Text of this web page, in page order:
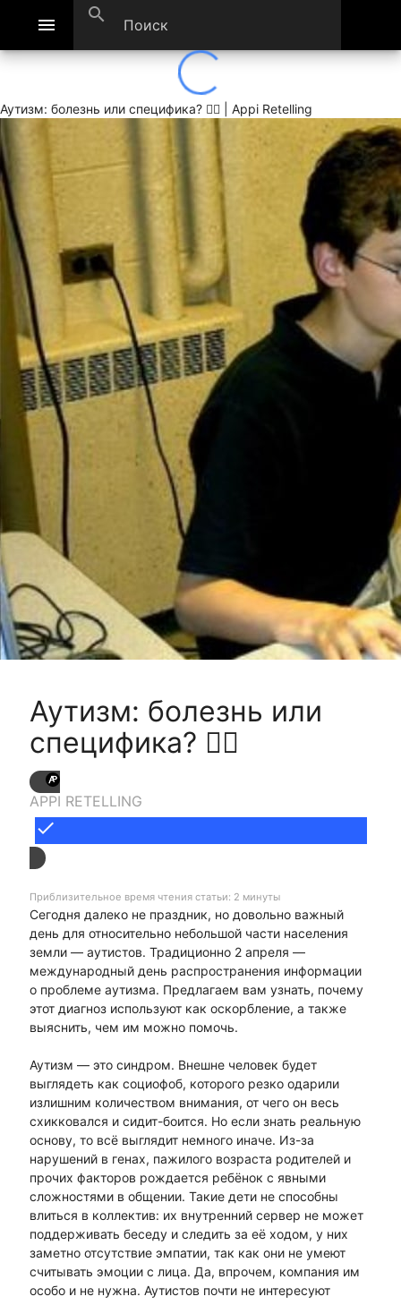
menu search
Аутизм: болезнь или специфика? 🙆‍♂ | Appi Retelling
Аутизм: болезнь или
специфика? 🙆‍♂
APPI RETELLING
done
Приблизительное время чтения статьи: 2 минуты
Сегодня далеко не праздник, но довольно важный
день для относительно небольшой части населения
земли — аутистов. Традиционно 2 апреля —
международный день распространения информации
о проблеме аутизма. Предлагаем вам узнать, почему
этот диагноз используют как оскорбление, а также
выяснить, чем им можно помочь.
Аутизм — это синдром. Внешне человек будет
выглядеть как социофоб, которого резко одарили
излишним количеством внимания, от чего он весь
схикковался и сидит-боится. Но если знать реальную
основу, то всё выглядит немного иначе. Из-за
нарушений в генах, пажилого возраста родителей и
прочих факторов рождается ребёнок с явными
сложностями в общении. Такие дети не способны
влиться в коллектив: их внутренний сервер не может
поддерживать беседу и следить за её ходом, у них
заметно отсутствие эмпатии, так как они не умеют
считывать эмоции с лица. Да, впрочем, компания им
особо и не нужна. Аутистов почти не интересуют